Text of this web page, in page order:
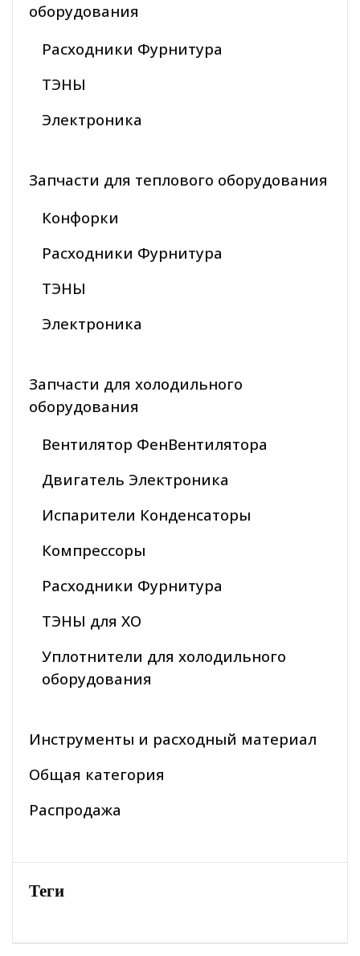
оборудования
Расходники Фурнитура
ТЭНЫ
Электроника
Запчасти для теплового оборудования
Конфорки
Расходники Фурнитура
ТЭНЫ
Электроника
Запчасти для холодильного
оборудования
Вентилятор ФенВентилятора
Двигатель Электроника
Испарители Конденсаторы
Компрессоры
Расходники Фурнитура
ТЭНЫ для ХО
Уплотнители для холодильного
оборудования
Инструменты и расходный материал
Общая категория
Распродажа
Теги